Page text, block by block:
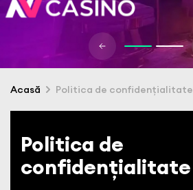
Acasă Politica de confidențialitate
Politica de
confidențialitate